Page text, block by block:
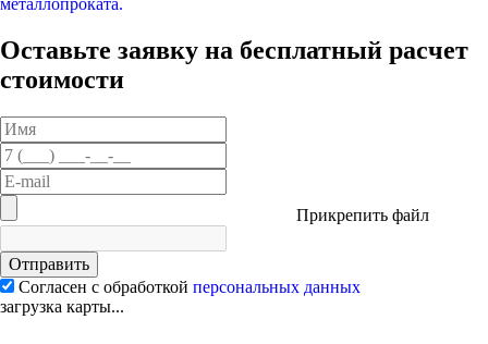
металлопроката.
Оставьте заявку на бесплатный расчет
стоимости
Прикрепить файл
Отправить
Согласен с обработкой персональных данных
загрузка карты...